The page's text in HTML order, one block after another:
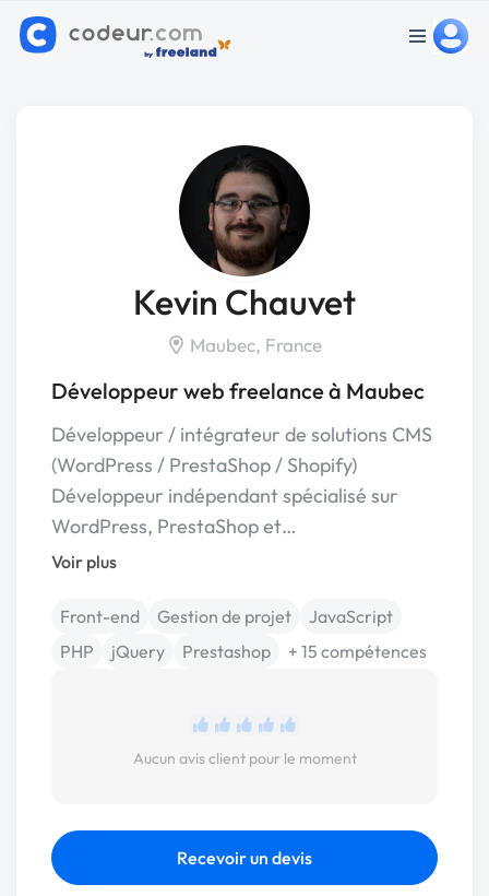
Kevin Chauvet
Maubec, France
Développeur web freelance à Maubec
Développeur / intégrateur de solutions CMS
(WordPress / PrestaShop / Shopify)
Développeur indépendant spécialisé sur
WordPress, PrestaShop et…
Voir plus
Front-end Gestion de projet
JavaScript
PHP
jQuery Prestashop + 15 compétences
Aucun avis client pour le moment
Recevoir un devis